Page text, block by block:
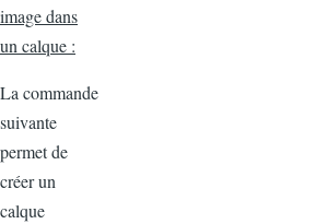
image dans
un calque :
La commande
suivante
permet de
créer un
calque